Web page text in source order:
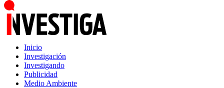
Inicio
Investigación
Investigando
Publicidad
Medio Ambiente